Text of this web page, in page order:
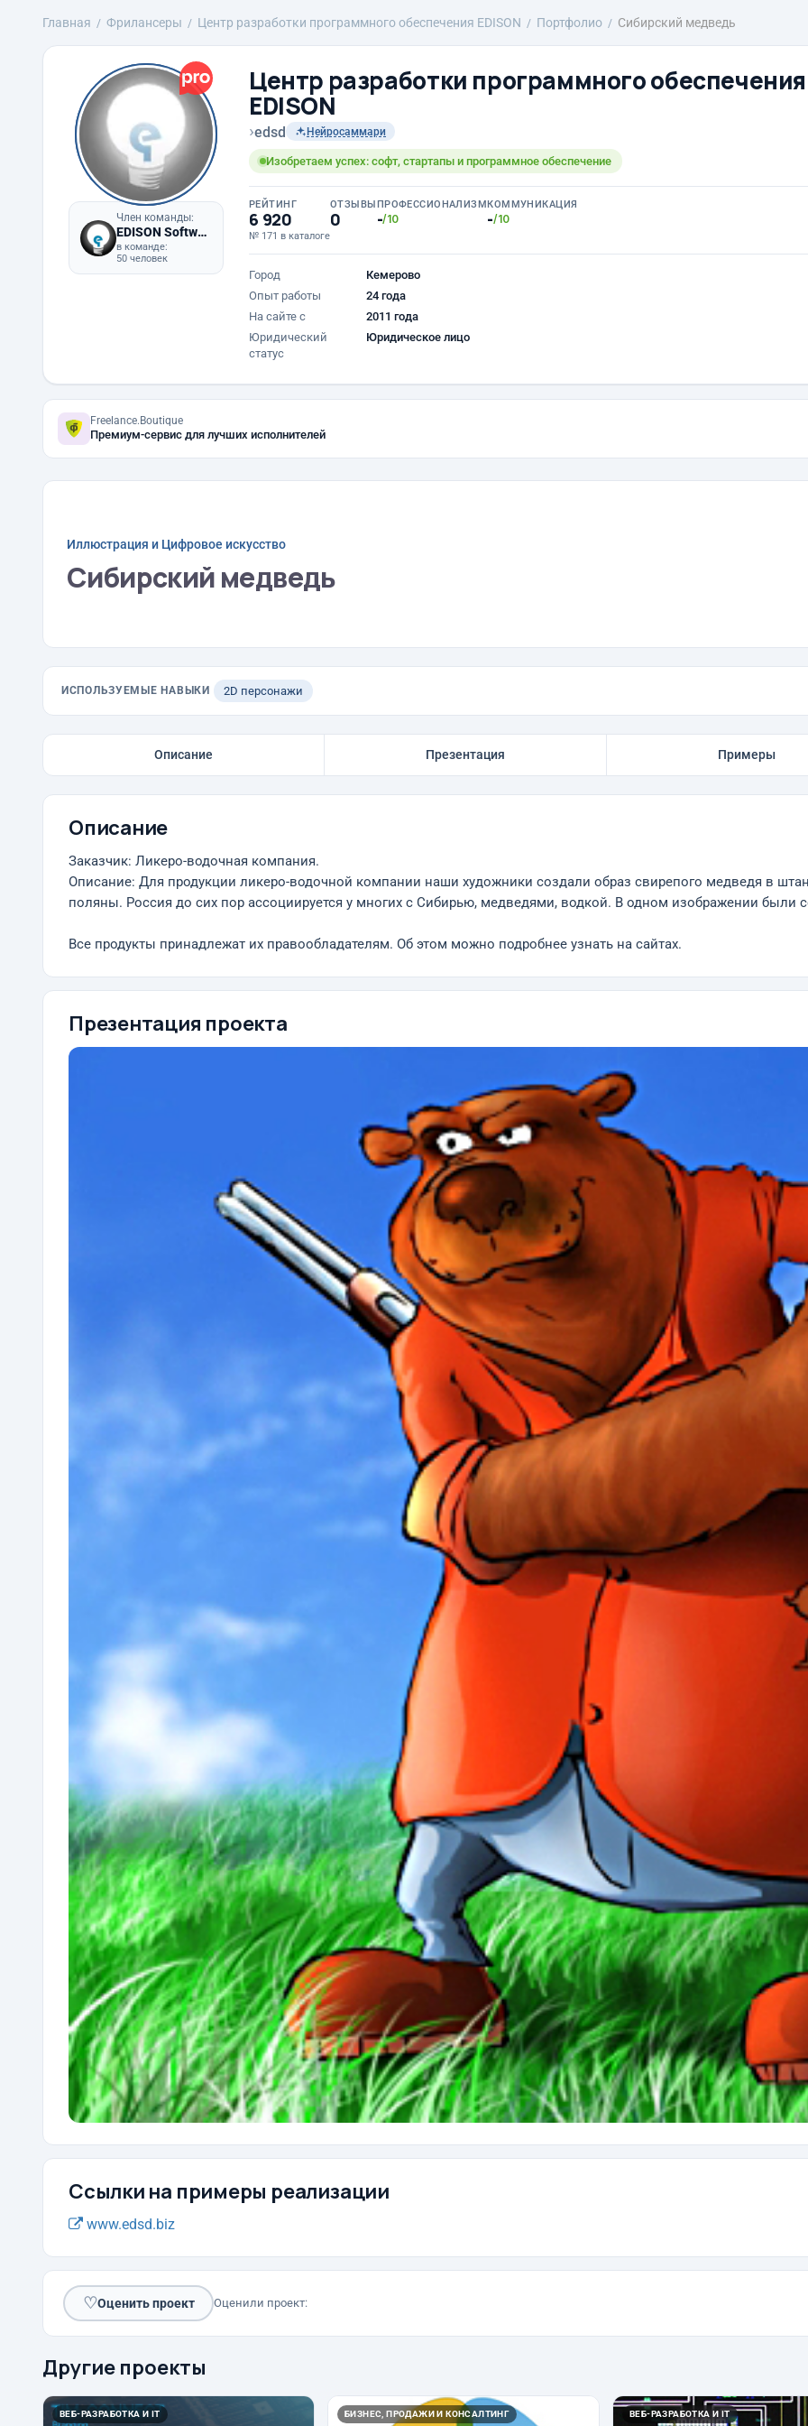
Главная Фрилансеры Центр разработки программного обеспечения EDISON Портфолио Сибирский медведь
Член команды:
EDISON Software
в команде:
50 человек
Центр разработки программного обеспечения
EDISON
›edsd Нейросаммари
Изобретаем успех: софт, стартапы и программное обеспечение
РЕЙТИНГ
6 920
№ 171 в каталоге
ОТЗЫВЫ
0
ПРОФЕССИОНАЛИЗМ
-/10
КОММУНИКАЦИЯ
-/10
Город
Кемерово
Опыт работы
24 года
На сайте с
2011 года
Юридический
статус
Юридическое лицо
Freelance.Boutique
Премиум-сервис для лучших исполнителей
Иллюстрация и Цифровое искусство
Сибирский медведь
ИСПОЛЬЗУЕМЫЕ НАВЫКИ 2D персонажи
Описание Презентация Примеры
Описание
Заказчик: Ликеро-водочная компания.
Описание: Для продукции ликеро-водочной компании наши художники создали образ свирепого медведя в
поляны. Россия до сих пор ассоциируется у многих с Сибирью, медведями, водкой. В одном изображении были
Все продукты принадлежат их правообладателям. Об этом можно подробнее узнать на сайтах.
Презентация проекта
Ссылки на примеры реализации
www.edsd.biz
♡Оценить проект Оценили проект:
Другие проекты
ВЕБ-РАЗРАБОТКА И IT БИЗНЕС, ПРОДАЖИ И КОНСАЛТИНГ ВЕБ-РАЗРАБОТКА И IT